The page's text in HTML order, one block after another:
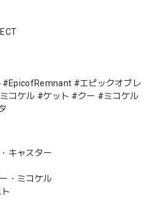
#エピックオブレ
コケル #ケット #クー #ミコケル
キャスター
・ミコケル